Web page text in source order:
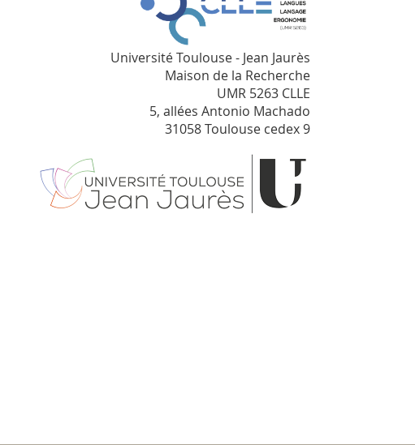
Université Toulouse - Jean Jaurès
Maison de la Recherche
UMR 5263 CLLE
5, allées Antonio Machado
31058 Toulouse cedex 9